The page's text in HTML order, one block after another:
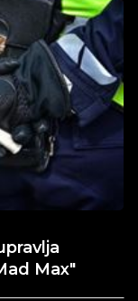
Max"